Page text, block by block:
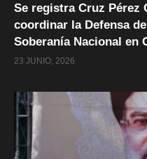
Se registra Cruz Pérez
coordinar la Defensa
Soberanía Nacional en
23 JUNIO, 2026